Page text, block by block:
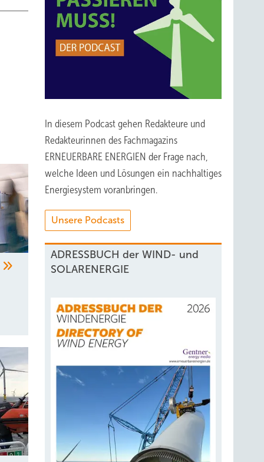
In diesem Podcast gehen Redakteure und
Redakteurinnen des Fachmagazins
ERNEUERBARE ENERGIEN der Frage nach,
welche Ideen und Lösungen ein nachhaltiges
Energiesystem voranbringen.
Unsere Podcasts
ADRESSBUCH der WIND- und
SOLARENERGIE